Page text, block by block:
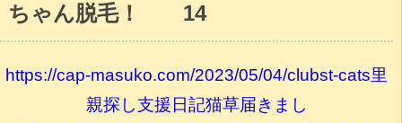
ちゃん脱毛！ 14
https://cap-masuko.com/2023/05/04/clubst-cats里
親探し支援日記猫草届きまし